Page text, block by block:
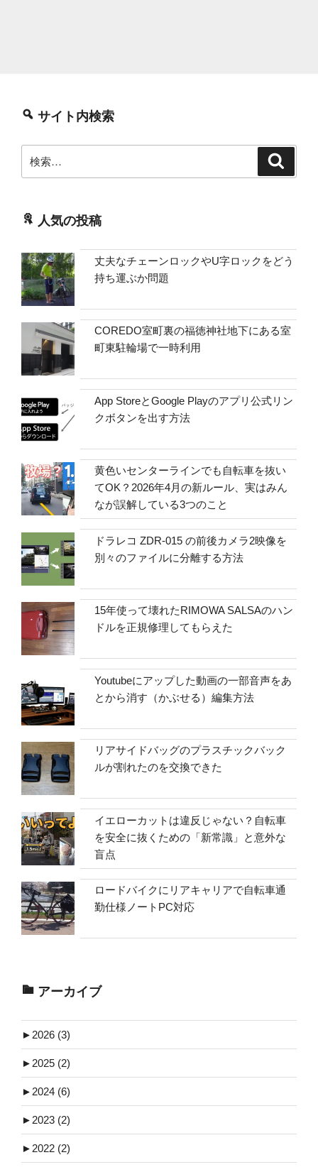
サイト内検索
索:
人気の投稿
丈夫なチェーンロックやU字ロックをどう
持ち運ぶか問題
COREDO室町裏の福徳神社地下にある室
町東駐輪場で一時利用
App StoreとGoogle Playのアプリ公式リン
クボタンを出す方法
黄色いセンターラインでも自転車を抜い
てOK？2026年4月の新ルール、実はみん
なが誤解している3つのこと
ドラレコ ZDR-015 の前後カメラ2映像を
別々のファイルに分離する方法
15年使って壊れたRIMOWA SALSAのハン
ドルを正規修理してもらえた
Youtubeにアップした動画の一部音声をあ
とから消す（かぶせる）編集方法
リアサイドバッグのプラスチックバック
ルが割れたのを交換できた
イエローカットは違反じゃない？自転車
を安全に抜くための「新常識」と意外な
盲点
ロードバイクにリアキャリアで自転車通
勤仕様ノートPC対応
アーカイブ
► 2026 (3)
► 2025 (2)
► 2024 (6)
► 2023 (2)
► 2022 (2)